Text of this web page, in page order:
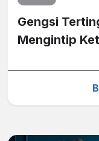
Gengsi
Mengintip